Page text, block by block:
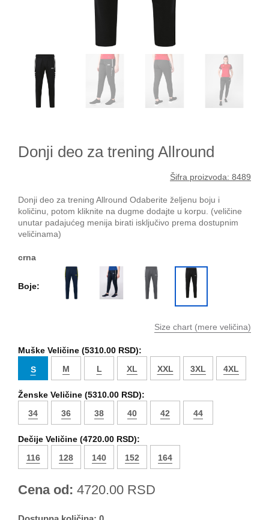
Donji deo za trening Allround
Šifra proizvoda: 8489
Donji deo za trening Allround Odaberite željenu boju i
količinu, potom kliknite na dugme dodajte u korpu. (veličine
unutar padajućeg menija birati isključivo prema dostupnim
veličinama)
crna
Boje:
Size chart (mere veličina)
Muške Veličine (5310.00 RSD):
S
M L XL XXL 3XL 4XL
Ženske Veličine (5310.00 RSD):
34
36 38 40 42 44
Dečije Veličine (4720.00 RSD):
116
128 140 152 164
Cena od: 4720.00 RSD